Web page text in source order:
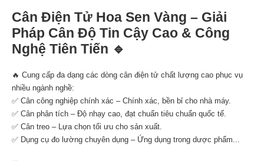
Cân Điện Tử Hoa Sen Vàng – Giải
Pháp Cân Độ Tin Cậy Cao & Công
Nghệ Tiên Tiến 🔹
🔥 Cung cấp đa dạng các dòng cân điện tử chất lượng cao phục vụ
nhiều ngành nghề:
✅ Cân công nghiệp chính xác – Chính xác, bền bỉ cho nhà máy.
✅ Cân phân tích – Độ nhạy cao, đạt chuẩn tiêu chuẩn quốc tế.
✅ Cân treo – Lựa chọn tối ưu cho sản xuất.
✅ Dụng cụ đo lường chuyên dụng – Ứng dụng trong dược phẩm...